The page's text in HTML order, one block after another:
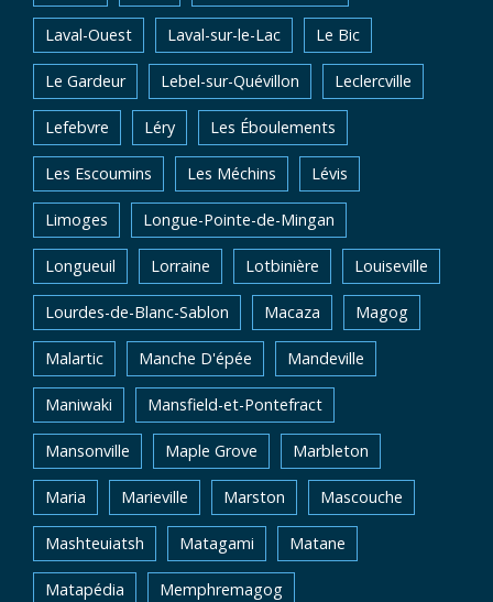
Laval-Ouest Laval-sur-le-Lac Le Bic
Le Gardeur Lebel-sur-Quévillon Leclercville
Lefebvre Léry Les Éboulements
Les Escoumins Les Méchins Lévis
Limoges Longue-Pointe-de-Mingan
Longueuil Lorraine Lotbinière Louiseville
Lourdes-de-Blanc-Sablon Macaza Magog
Malartic Manche D'épée Mandeville
Maniwaki Mansfield-et-Pontefract
Mansonville Maple Grove Marbleton
Maria Marieville Marston Mascouche
Mashteuiatsh Matagami Matane
Matapédia Memphremagog